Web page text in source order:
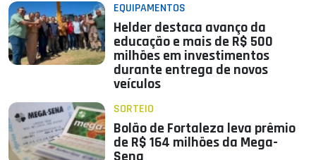
EQUIPAMENTOS
Helder destaca avanço da
educação e mais de R$ 500
milhões em investimentos
durante entrega de novos
veículos
SORTEIO
Bolão de Fortaleza leva prêmio
de R$ 164 milhões da Mega-